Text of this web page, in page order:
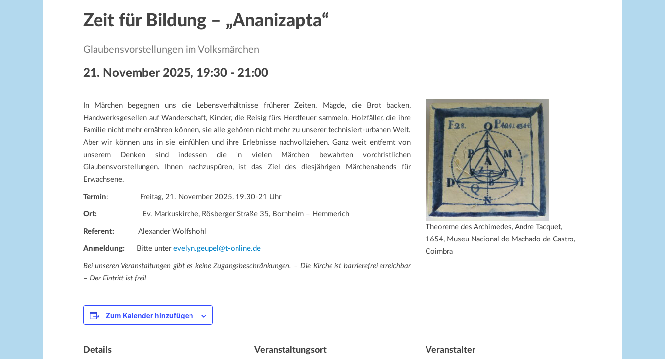
Zeit für Bildung – „Ananizapta“
Glaubensvorstellungen im Volksmärchen
21. November 2025, 19:30 - 21:00
In Märchen begegnen uns die Lebensverhältnisse früherer Zeiten. Mägde, die Brot backen,
Handwerksgesellen auf Wanderschaft, Kinder, die Reisig fürs Herdfeuer sammeln, Holzfäller, die ihre
Familie nicht mehr ernähren können, sie alle gehören nicht mehr zu unserer technisiert-urbanen Welt.
Aber wir können uns in sie einfühlen und ihre Erlebnisse nachvollziehen. Ganz weit entfernt von
unserem Denken sind indessen die in vielen Märchen bewahrten vorchristlichen
Glaubensvorstellungen. Ihnen nachzuspüren, ist das Ziel des diesjährigen Märchenabends für
Erwachsene.
Termin: Freitag, 21. November 2025, 19.30-21 Uhr
Ort: Ev. Markuskirche, Rösberger Straße 35, Bornheim – Hemmerich
Referent: Alexander Wolfshohl
Anmeldung: Bitte unter evelyn.geupel@t-online.de
Bei unseren Veranstaltungen gibt es keine Zugangsbeschränkungen. – Die Kirche ist barrierefrei erreichbar
– Der Eintritt ist frei!
Theoreme des Archimedes, Andre Tacquet,
1654, Museu Nacional de Machado de Castro,
Coimbra
Zum Kalender hinzufügen
Details Veranstaltungsort Veranstalter